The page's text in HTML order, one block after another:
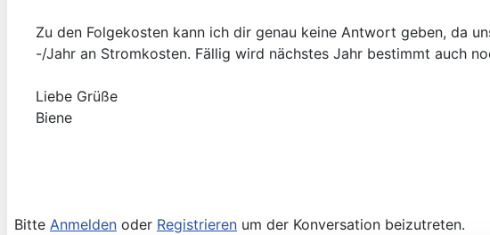
Zu den Folgekosten kann ich dir genau keine Antwort geben, da
-/Jahr an Stromkosten. Fällig wird nächstes Jahr bestimmt auch
Liebe Grüße
Biene
Bitte Anmelden oder Registrieren um der Konversation beizutreten.